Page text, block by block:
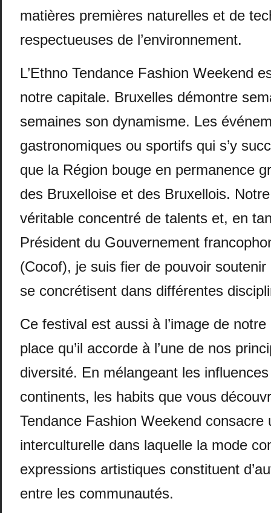
matières premières naturelles et de
respectueuses de l’environnement.
L’Ethno Tendance Fashion Weekend
notre capitale. Bruxelles démontre
semaines son dynamisme. Les
gastronomiques ou sportifs qui s’y
que la Région bouge en permanence
des Bruxelloise et des Bruxellois.
véritable concentré de talents et, en
Président du Gouvernement
(Cocof), je suis fier de pouvoir
se concrétisent dans différentes
Ce festival est aussi à l’image de
place qu’il accorde à l’une de nos
diversité. En mélangeant les
continents, les habits que vous
Tendance Fashion Weekend consacre
interculturelle dans laquelle la mode
expressions artistiques constituent
entre les communautés.